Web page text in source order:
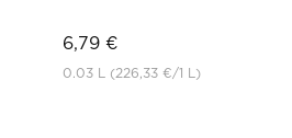
6,79 €
0.03 L (226,33 €/1 L)